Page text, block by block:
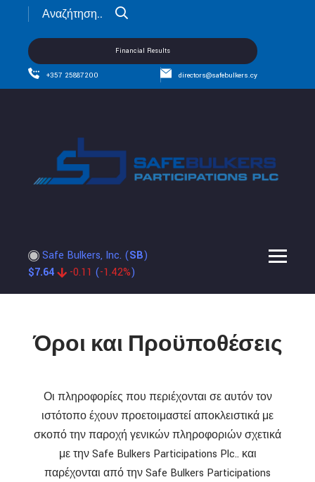
Financial Results
+357 25887200 directors@safebulkers.cy
Safe Bulkers, Inc. (SB)
$7.64 -0.11 (-1.42%)
Όροι και Προϋποθέσεις
Οι πληροφορίες που περιέχονται σε αυτόν τον
ιστότοπο έχουν προετοιμαστεί αποκλειστικά με
σκοπό την παροχή γενικών πληροφοριών σχετικά
με την Safe Bulkers Participations Plc.. και
παρέχονται από την Safe Bulkers Participations